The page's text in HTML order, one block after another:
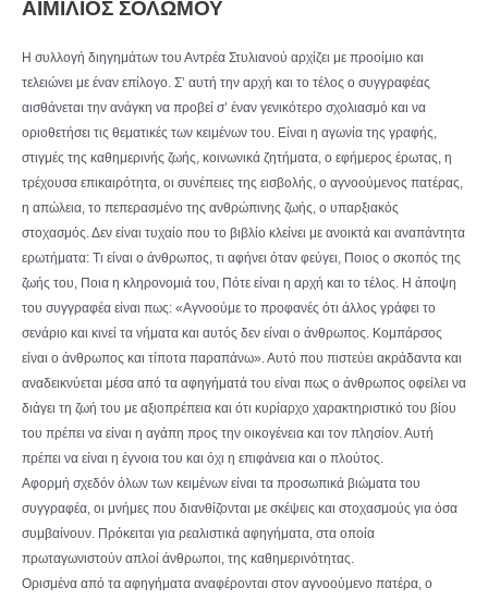
ΑΙΜΙΛΙΟΣ ΣΟΛΩΜΟΥ
Η συλλογή διηγημάτων του Αντρέα Στυλιανού αρχίζει με προοίμιο και
τελειώνει με έναν επίλογο. Σ’ αυτή την αρχή και το τέλος ο συγγραφέας
αισθάνεται την ανάγκη να προβεί σ’ έναν γενικότερο σχολιασμό και να
οριοθετήσει τις θεματικές των κειμένων του. Είναι η αγωνία της γραφής,
στιγμές της καθημερινής ζωής, κοινωνικά ζητήματα, ο εφήμερος έρωτας, η
τρέχουσα επικαιρότητα, οι συνέπειες της εισβολής, ο αγνοούμενος πατέρας,
η απώλεια, το πεπερασμένο της ανθρώπινης ζωής, ο υπαρξιακός
στοχασμός. Δεν είναι τυχαίο που το βιβλίο κλείνει με ανοικτά και αναπάντητα
ερωτήματα: Τι είναι ο άνθρωπος, τι αφήνει όταν φεύγει, Ποιος ο σκοπός της
ζωής του, Ποια η κληρονομιά του, Πότε είναι η αρχή και το τέλος. Η άποψη
του συγγραφέα είναι πως: «Αγνοούμε το προφανές ότι άλλος γράφει το
σενάριο και κινεί τα νήματα και αυτός δεν είναι ο άνθρωπος. Κομπάρσος
είναι ο άνθρωπος και τίποτα παραπάνω». Αυτό που πιστεύει ακράδαντα και
αναδεικνύεται μέσα από τα αφηγήματά του είναι πως ο άνθρωπος οφείλει να
διάγει τη ζωή του με αξιοπρέπεια και ότι κυρίαρχο χαρακτηριστικό του βίου
του πρέπει να είναι η αγάπη προς την οικογένεια και τον πλησίον. Αυτή
πρέπει να είναι η έγνοια του και όχι η επιφάνεια και ο πλούτος.
Αφορμή σχεδόν όλων των κειμένων είναι τα προσωπικά βιώματα του
συγγραφέα, οι μνήμες που διανθίζονται με σκέψεις και στοχασμούς για όσα
συμβαίνουν. Πρόκειται για ρεαλιστικά αφηγήματα, στα οποία
πρωταγωνιστούν απλοί άνθρωποι, της καθημερινότητας.
Ορισμένα από τα αφηγήματα αναφέρονται στον αγνοούμενο πατέρα, ο